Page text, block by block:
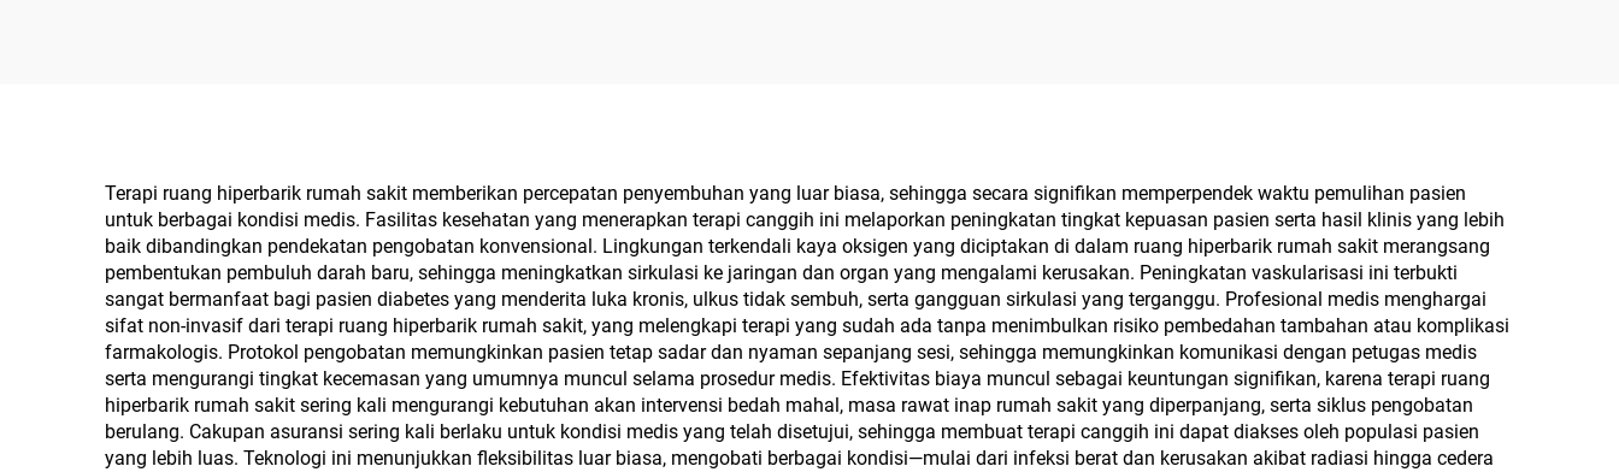
Terapi ruang hiperbarik rumah sakit memberikan percepatan penyembuhan yang luar biasa, sehingga secara signifikan memperpendek waktu pemulihan pasien
untuk berbagai kondisi medis. Fasilitas kesehatan yang menerapkan terapi canggih ini melaporkan peningkatan tingkat kepuasan pasien serta hasil klinis yang lebih
baik dibandingkan pendekatan pengobatan konvensional. Lingkungan terkendali kaya oksigen yang diciptakan di dalam ruang hiperbarik rumah sakit merangsang
pembentukan pembuluh darah baru, sehingga meningkatkan sirkulasi ke jaringan dan organ yang mengalami kerusakan. Peningkatan vaskularisasi ini terbukti
sangat bermanfaat bagi pasien diabetes yang menderita luka kronis, ulkus tidak sembuh, serta gangguan sirkulasi yang terganggu. Profesional medis menghargai
sifat non-invasif dari terapi ruang hiperbarik rumah sakit, yang melengkapi terapi yang sudah ada tanpa menimbulkan risiko pembedahan tambahan atau komplikasi
farmakologis. Protokol pengobatan memungkinkan pasien tetap sadar dan nyaman sepanjang sesi, sehingga memungkinkan komunikasi dengan petugas medis
serta mengurangi tingkat kecemasan yang umumnya muncul selama prosedur medis. Efektivitas biaya muncul sebagai keuntungan signifikan, karena terapi ruang
hiperbarik rumah sakit sering kali mengurangi kebutuhan akan intervensi bedah mahal, masa rawat inap rumah sakit yang diperpanjang, serta siklus pengobatan
berulang. Cakupan asuransi sering kali berlaku untuk kondisi medis yang telah disetujui, sehingga membuat terapi canggih ini dapat diakses oleh populasi pasien
yang lebih luas. Teknologi ini menunjukkan fleksibilitas luar biasa, mengobati berbagai kondisi—mulai dari infeksi berat dan kerusakan akibat radiasi hingga cedera